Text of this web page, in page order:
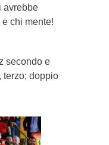
avrebbe
chi mente!
secondo e
terzo; doppio